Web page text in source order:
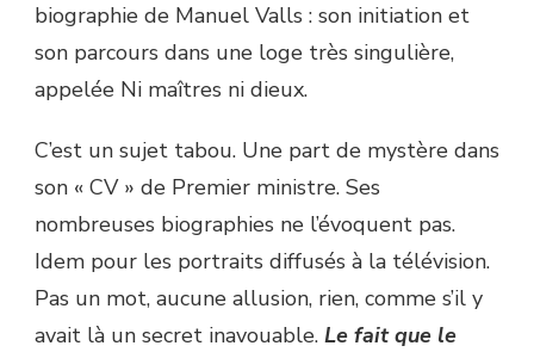
biographie de Manuel Valls : son initiation et
son parcours dans une loge très singulière,
appelée Ni maîtres ni dieux.
C’est un sujet tabou. Une part de mystère dans
son « CV » de Premier ministre. Ses
nombreuses biographies ne l’évoquent pas.
Idem pour les portraits diffusés à la télévision.
Pas un mot, aucune allusion, rien, comme s’il y
avait là un secret inavouable. Le fait que le